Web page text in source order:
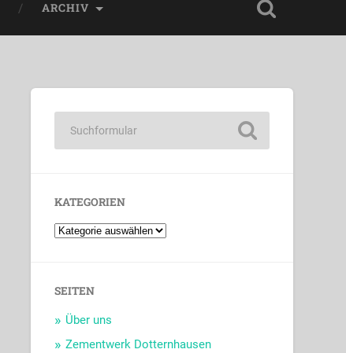
ARCHIV
KATEGORIEN
SEITEN
Über uns
Zementwerk Dotternhausen